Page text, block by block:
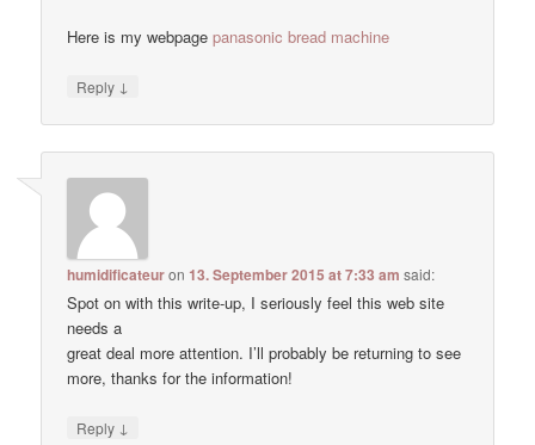
Here is my webpagepanasonic bread machine
Reply ↓
humidificateuron13. September 2015 at 7:33 am said:
Spot on with this write-up, I seriously feel this web site
needs a
great deal more attention. I’ll probably be returning to see
more, thanks for the information!
Reply ↓